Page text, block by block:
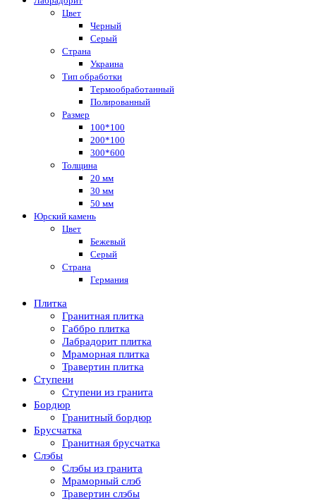
Цвет
Черный
Серый
Страна
Украина
Тип обработки
Термообработанный
Полированный
Размер
100*100
200*100
300*600
Толщина
20 мм
30 мм
50 мм
Юрский камень
Цвет
Бежевый
Серый
Страна
Германия
Плитка
Гранитная плитка
Габбро плитка
Лабрадорит плитка
Мраморная плитка
Травертин плитка
Ступени
Ступени из гранита
Бордюр
Гранитный бордюр
Брусчатка
Гранитная брусчатка
Слэбы
Слэбы из гранита
Мраморный слэб
Травертин слэбы